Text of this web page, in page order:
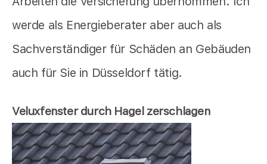
werde als Energieberater aber auch als
Sachverständiger für Schäden an Gebäuden
auch für Sie in Düsseldorf tätig.
Veluxfenster durch Hagel zerschlagen